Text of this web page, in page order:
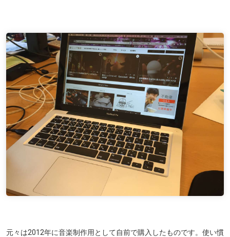
元々は2012年に音楽制作用として自前で購入したものです。使い慣